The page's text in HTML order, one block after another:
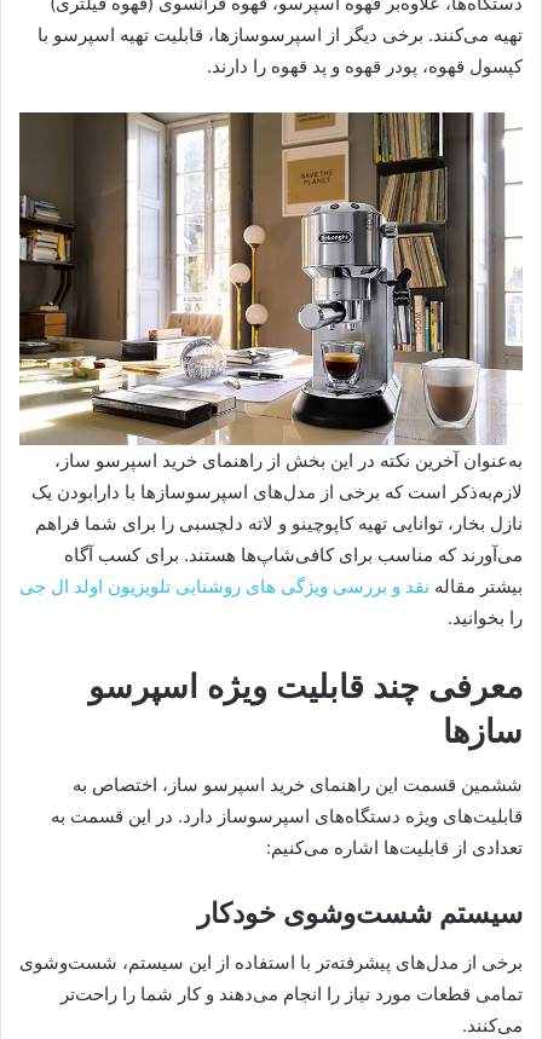
تهیه می‌کنند. برخی دیگر از اسپرسوسازها، قابلیت تهیه اسپرسو با
کپسول قهوه، پودر قهوه و پد قهوه را دارند.
به‌عنوان آخرین نکته در این بخش از راهنمای خرید اسپرسو ساز،
لازم‌به‌ذکر است که برخی از مدل‌های اسپرسوسازها با دارابودن یک
نازل بخار، توانایی تهیه کاپوچینو و لاته دلچسبی را برای شما فراهم
می‌آورند که مناسب برای کافی‌شاپ‌ها هستند. برای کسب آگاه
بیشتر مقاله نقد و بررسی ویژگی های روشنایی تلویزیون اولد ال جی
را بخوانید.
معرفی چند قابلیت ویژه اسپرسو
سازها
ششمین قسمت این راهنمای خرید اسپرسو ساز، اختصاص به
قابلیت‌های ویژه دستگاه‌های اسپرسوساز دارد. در این قسمت به
تعدادی از قابلیت‌ها اشاره می‌کنیم:
سیستم شست‌وشوی خودکار
برخی از مدل‌های پیشرفته‌تر با استفاده از این سیستم، شست‌وشوی
تمامی قطعات مورد نیاز را انجام می‌دهند و کار شما را راحت‌تر
می‌کنند.